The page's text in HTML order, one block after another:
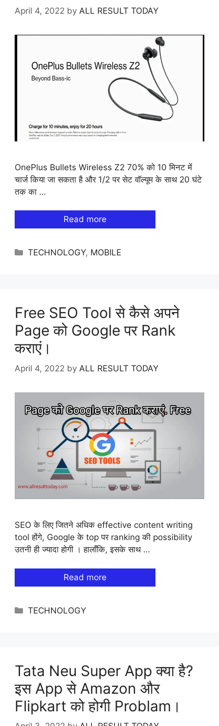
April 4, 2022 by ALL RESULT TODAY
OnePlus Bullets Wireless Z2 70% को 10 मिनट में
चार्ज किया जा सकता है और 1/2 पर सेट वॉल्यूम के साथ 20 घंटे
तक का …
Read more
Categories
TECHNOLOGY, MOBILE
Free SEO Tool से कैसे अपने
Page को Google पर Rank
कराएं।
April 4, 2022 by ALL RESULT TODAY
SEO के लिए जितने अधिक effective content writing
tool होंगे, Google के top पर ranking की possibility
उतनी ही ज्यादा होगी । हालाँकि, इसके साथ …
Read more
Categories
TECHNOLOGY
Tata Neu Super App क्या है?
इस App से Amazon और
Flipkart को होगी Problam।